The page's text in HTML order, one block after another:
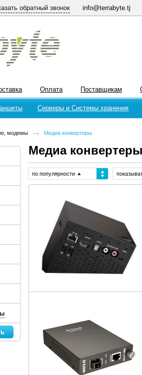
обратный звонок info@terrabyte.tj
Оплата Поставщикам
Серверы и Системы хранения
модемы Медиа конвертеры
Медиа конвертеры
по популярности